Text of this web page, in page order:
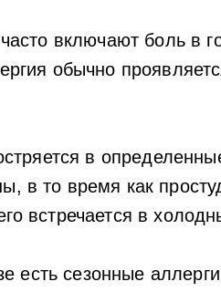
включают боль в
обычно
в
в то время как
встречается в
есть сезонные